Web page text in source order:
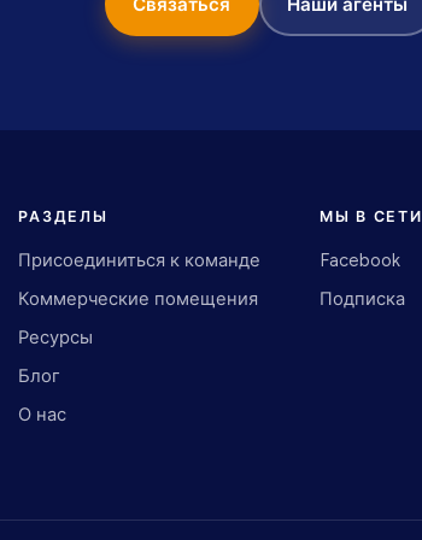
РАЗДЕЛЫ
Присоединиться к команде
Коммерческие помещения
Ресурсы
Блог
О нас
МЫ В СЕТИ
Facebook
Подписка